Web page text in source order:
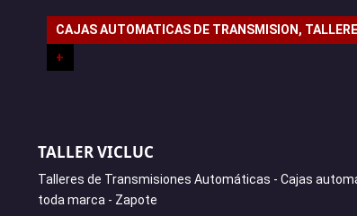
CAJAS AUTOMATICAS DE TRANSMISION,
+
TALLER VICLUC
Talleres de Transmisiones Automáticas - Cajas
toda marca - Zapote